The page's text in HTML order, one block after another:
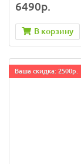
6490р.
В корзину
Ваша скидка: 2500р.